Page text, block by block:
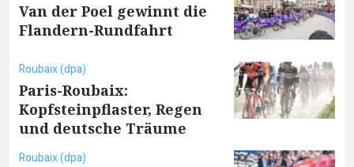
Van der Poel gewinnt die
Flandern-Rundfahrt
Roubaix (dpa)
Paris-Roubaix:
Kopfsteinpflaster, Regen
und deutsche Träume
Roubaix (dpa)